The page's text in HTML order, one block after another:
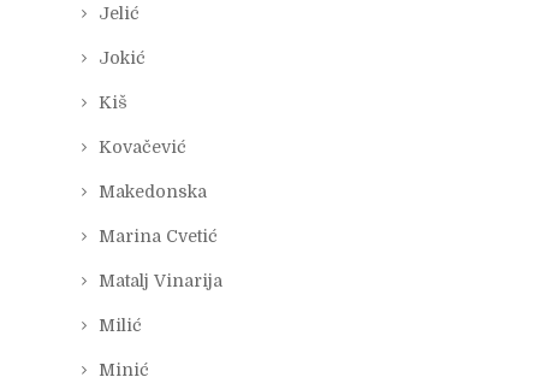
Jelić
Jokić
Kiš
Kovačević
Makedonska
Marina Cvetić
Matalj Vinarija
Milić
Minić